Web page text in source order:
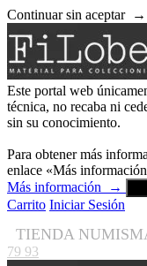
Continuar sin aceptar →
Este portal web
técnica, no recaba ni
sin su conocimiento.
Para obtener más
enlace «Más
Más información
→
Carrito Iniciar Sesión
TIENDA
79 93